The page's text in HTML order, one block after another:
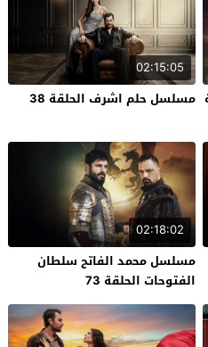
02:15:05
مسلسل حلم اشرف الحلقة 38
02:18:02
مسلسل محمد الفاتح سلطان
الفتوحات الحلقة 73